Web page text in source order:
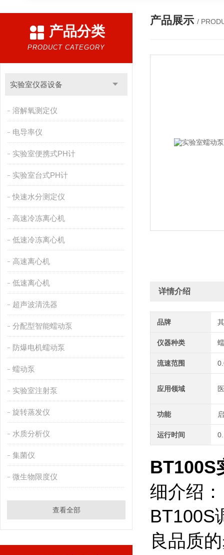
产品分类
PRODUCT CATEGORY
实验室仪器设备
溶解氧测定仪
电导率仪
实验室便携式PH计
实验室台式PH计
快速水分测定仪
高速冷冻离心机
低速冷冻离心机
高速离心机
低速离心机
超声波清洗器
分配型智能蠕动泵
防爆电机蠕动泵
蠕动泵
实验室注射泵
旋转蒸发仪
水质分析仪
集菌仪
微生物限度仪
查看全部
产品展示 /
详情介绍
品牌
仪器种类
流速范围
应用领域
功能
运行时间
BT100S
细介绍：
BT100S
良品质